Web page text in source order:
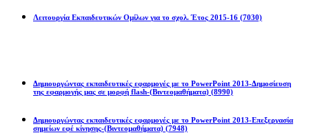
Λειτουργία Εκπαιδευτικών Ομίλων για το σχολ. Έτος 2015-16 (7030)
Δημιουργώντας εκπαιδευτικές εφαρμογές με το PowerPoint 2013-Δημοσίευση
της εφαρμογής μας σε μορφή flash-(Βιντεομαθήματα) (8990)
Δημιουργώντας εκπαιδευτικές εφαρμογές με το PowerPoint 2013-Επεξεργασία
σημείων εφέ κίνησης-(Βιντεομαθήματα) (7948)